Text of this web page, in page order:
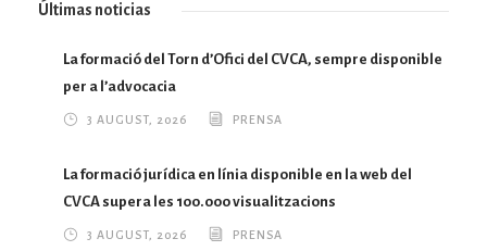
Últimas noticias
La formació del Torn d’Ofici del CVCA, sempre disponible
per a l’advocacia
3 AUGUST, 2026 PRENSA
La formació jurídica en línia disponible en la web del
CVCA supera les 100.000 visualitzacions
3 AUGUST, 2026 PRENSA